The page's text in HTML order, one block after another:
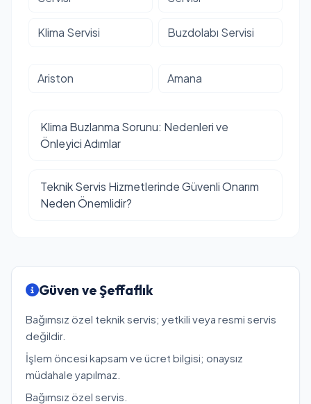
Klima Servisi Buzdolabı Servisi
Ariston Amana
Klima Buzlanma Sorunu: Nedenleri ve
Önleyici Adımlar
Teknik Servis Hizmetlerinde Güvenli Onarım
Neden Önemlidir?
Güven ve Şeffaflık
Bağımsız özel teknik servis; yetkili veya resmi servis
değildir.
İşlem öncesi kapsam ve ücret bilgisi; onaysız
müdahale yapılmaz.
Bağımsız özel servis.